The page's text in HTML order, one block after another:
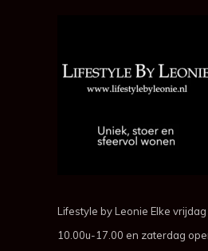
Lifestyle by Leonie Elke
10.00u-17.00 en zaterdag